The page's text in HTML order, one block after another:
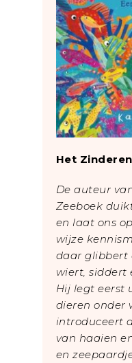
Het
De auteur
Zeeboek
en laat ons
wijze
daar glibbert
wiert, siddert
Hij legt eerst
dieren onder
introduceert
van haaien
en